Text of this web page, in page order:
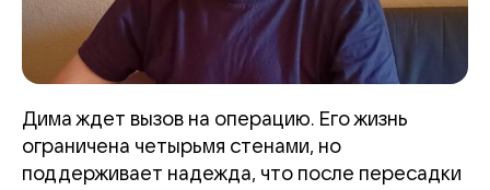
Дима ждет вызов на операцию. Его жизнь
ограничена четырьмя стенами, но
поддерживает надежда, что после пересадки